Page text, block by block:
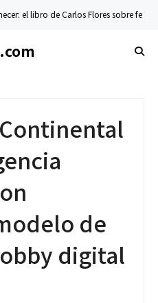
el libro de Carlos Flores sobre fe y
de
digital